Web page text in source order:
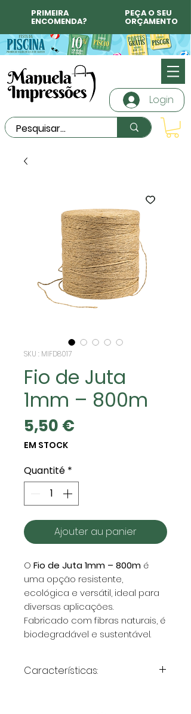
PRIMEIRA
ENCOMENDA?
PEÇA O SEU
ORÇAMENTO
Login
SKU : MIFD8017
Fio de Juta
1mm – 800m
5,50 €
EM STOCK
Quantité *
Ajouter au panier
O Fio de Juta 1mm – 800m é
uma opção resistente,
ecológica e versátil, ideal para
diversas aplicações.
Fabricado com fibras naturais, é
biodegradável e sustentável.
Características: